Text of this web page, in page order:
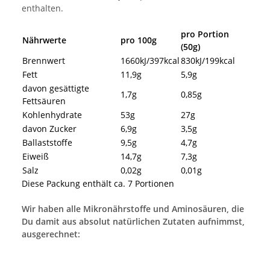
enthalten.
Nährwerte pro 100g
pro Portion
(50g)
Brennwert
1660kJ/397kcal830kJ/199kcal
Fett
11,9g
5,9g
davon gesättigte
Fettsäuren
1,7g
0,85g
Kohlenhydrate
53g
27g
davon Zucker
6,9g
3,5g
Ballaststoffe
9,5g
4,7g
Eiweiß
14,7g
7,3g
Salz
0,02g
0,01g
Diese Packung enthält ca. 7 Portionen
Wir haben alle Mikronährstoffe und Aminosäuren, die
Du damit aus absolut natürlichen Zutaten aufnimmst,
ausgerechnet: